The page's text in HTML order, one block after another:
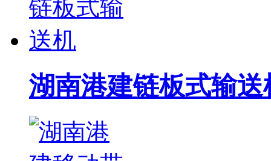
湖南港建链板式输送